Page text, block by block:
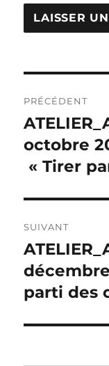
de
l’article
PRÉCÉDENT
Publication
précédente :
octobre
« Tirer
SUIVANT
Publication
suivante :
parti des